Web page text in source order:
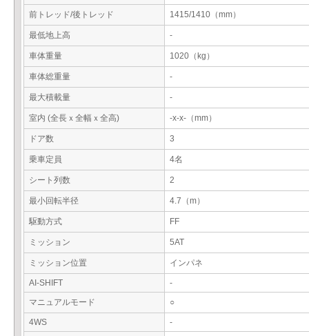
前トレッド/後トレッド 1415/1410（mm）
最低地上高 -
車体重量 1020（kg）
車体総重量 -
最大積載量 -
室内 (全長ｘ全幅ｘ全高) -x-x-（mm）
ドア数 3
乗車定員 4名
シート列数 2
最小回転半径 4.7（m）
駆動方式 FF
ミッション 5AT
ミッション位置 インパネ
AI-SHIFT
-
マニュアルモード
○
4WS
-